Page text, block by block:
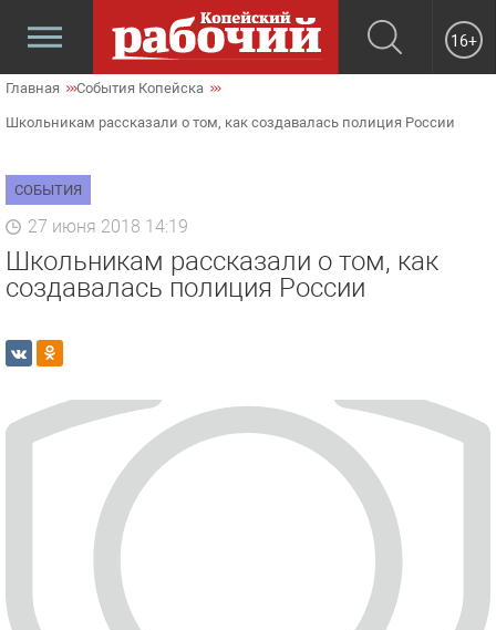
16+
Главная События Копейска
Школьникам рассказали о том, как создавалась полиция России
СОБЫТИЯ
27 июня 2018 14:19
Школьникам рассказали о том, как
создавалась полиция России